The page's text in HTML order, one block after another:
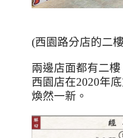
(西園路分店的二樓
兩邊店面都有二
西園店在2020年
煥然一新。